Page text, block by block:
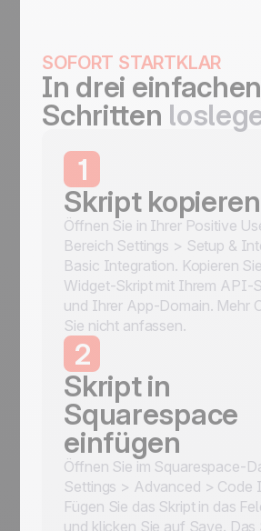
SOFORT STARTKLAR
In drei einfachen
Schritten
1
Skript kopieren
Öffnen Sie in Ihrer Positive
Bereich Settings > Setup &
Basic Integration. Kopieren
Widget-Skript mit Ihrem API-
und Ihrer App-Domain. Mehr
Sie nicht anfassen.
2
Skript in
Squarespace
einfügen
Öffnen Sie im Squarespace-
Settings > Advanced > Code
Fügen Sie das Skript in das
und klicken Sie auf Save. Das